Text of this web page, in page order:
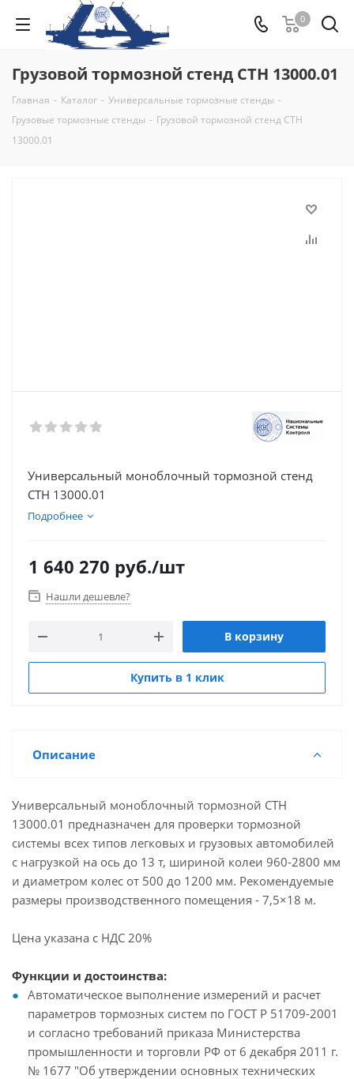
0
Грузовой тормозной стенд СТН 13000.01
Главная - Каталог - Универсальные тормозные стенды -
Грузовые тормозные стенды - Грузовой тормозной стенд СТН
13000.01
Универсальный моноблочный тормозной стенд
СТН 13000.01
Подробнее
1 640 270 руб./шт
Нашли дешевле?
В корзину
Купить в 1 клик
Описание
Универсальный моноблочный тормозной СТН
13000.01 предназначен для проверки тормозной
системы всех типов легковых и грузовых автомобилей
с нагрузкой на ось до 13 т, шириной колеи 960-2800 мм
и диаметром колес от 500 до 1200 мм. Рекомендуемые
размеры производственного помещения - 7,5×18 м.
Цена указана с НДС 20%
Функции и достоинства:
Автоматическое выполнение измерений и расчет
параметров тормозных систем по ГОСТ Р 51709-2001
и согласно требований приказа Министерства
промышленности и торговли РФ от 6 декабря 2011 г.
№ 1677 "Об утверждении основных технических